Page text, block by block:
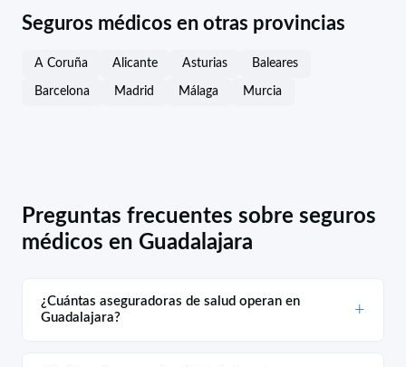
Seguros médicos en otras provincias
A Coruña Alicante Asturias Baleares
Barcelona Madrid Málaga Murcia
Preguntas frecuentes sobre seguros
médicos en Guadalajara
¿Cuántas aseguradoras de salud operan en
Guadalajara?